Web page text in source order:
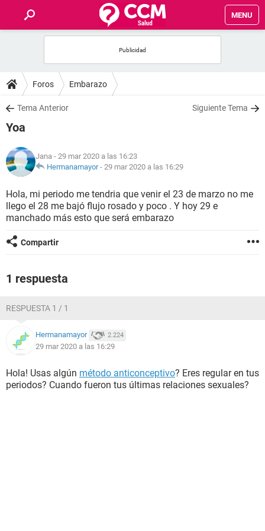
MENU
FOROS
SALUD
NUTRICIÓN
BIENESTAR
Foros Embarazo
Tema Anterior Siguiente Tema
Yoa
Jana - 29 mar 2020 a las 16:23
Hermanamayor- 29 mar 2020 a las 16:29
Hola, mi periodo me tendria que venir el 23 de marzo no me
llego el 28 me bajó flujo rosado y poco . Y hoy 29 e
manchado más esto que será embarazo
Compartir
1 respuesta
RESPUESTA 1 / 1
Hermanamayor 2.224
29 mar 2020 a las 16:29
Hola! Usas algún método anticonceptivo? Eres regular en tus
periodos? Cuando fueron tus últimas relaciones sexuales?